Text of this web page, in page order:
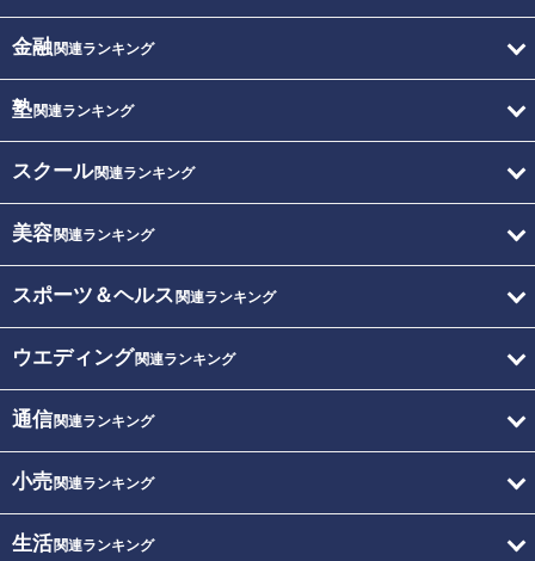
金融関連ランキング
塾関連ランキング
スクール関連ランキング
美容関連ランキング
スポーツ＆ヘルス 関連ランキング
ウエディング関連ランキング
通信関連ランキング
小売関連ランキング
生活関連ランキング